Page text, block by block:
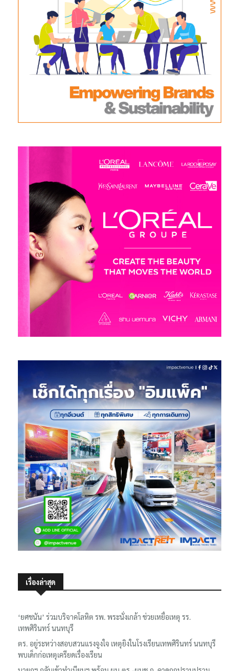
เรื่องล่าสุด
‘ยศชนัน’ ร่วมบริจาคโลหิต รพ. พระนั่งเกล้า ช่วยเหยื่อเหตุ รร.
เทพศิรินทร์ นนทบุรี
ตร. อยู่ระหว่างสอบสวนแรงจูงใจ เหตุยิงในโรงเรียนเทพศิรินทร์ นนทบุรี
พบเด็กก่อเหตุเครียดเรื่องเรียน